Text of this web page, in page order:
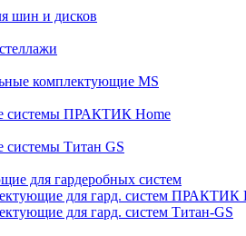
шин и дисков
комплектующие MS
системы ПРАКТИК Home
системы Титан GS
для гардеробных систем
для гард. систем ПРАКТИК
для гард. систем Титан-GS